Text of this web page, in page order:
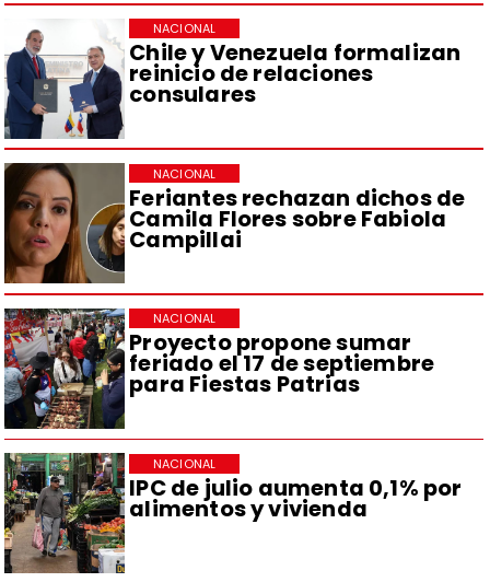
Chile y Venezuela formalizan
reinicio de relaciones
consulares
NACIONAL
Feriantes rechazan dichos de
Camila Flores sobre Fabiola
Campillai
NACIONAL
Proyecto propone sumar
feriado el 17 de septiembre
para Fiestas Patrias
NACIONAL
IPC de julio aumenta 0,1% por
alimentos y vivienda
NACIONAL